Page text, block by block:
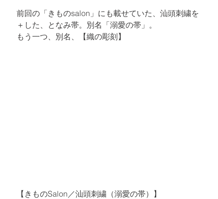
前回の「きものsalon」にも載せていた、汕頭刺繍を
＋した、となみ帯。別名「溺愛の帯」。
もう一つ、別名、【織の彫刻】